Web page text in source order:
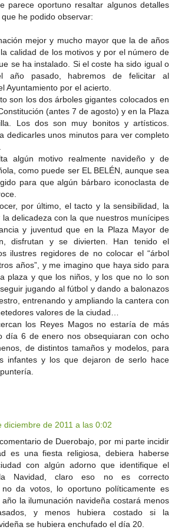
parece oportuno resaltar algunos detalles
he podido observar:
mejor y mucho mayor que la de años
calidad de los motivos y por el número de
se ha instalado. Si el coste ha sido igual o
año pasado, habremos de felicitar al
Ayuntamiento por el acierto.
son los dos árboles gigantes colocados en
(antes 7 de agosto) y en la Plaza
Los dos son muy bonitos y artísticos.
dedicarles unos minutos para ver completo
algún motivo realmente navideño y de
como puede ser EL BELÉN, aunque sea
para que algún bárbaro iconoclasta de
por último, el tacto y la sensibilidad, la
delicadeza con la que nuestros munícipes
y juventud que en la Plaza Mayor de
disfrutan y se divierten. Han tenido el
ilustres regidores de no colocar el “árbol
años”, y me imagino que haya sido para
plaza y que los niños, y los que no lo son
jugando al fútbol y dando a balonazos
entrenando y ampliando la cantera con
valores de la ciudad…
los Reyes Magos no estaría de más
día 6 de enero nos obsequiaran con ocho
de distintos tamaños y modelos, para
infantes y los que dejaron de serlo hace
diciembre de 2011 a las 0:02
de Duerobajo, por mi parte incidir
es una fiesta religiosa, debiera haberse
con algún adorno que identifique el
Navidad, claro eso no es correcto
no da votos, lo oportuno políticamente es
la ilumunación navideña costará menos
y menos hubiera costado si la
se hubiera enchufado el día 20.